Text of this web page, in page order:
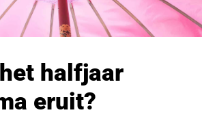
halfjaar
eruit?